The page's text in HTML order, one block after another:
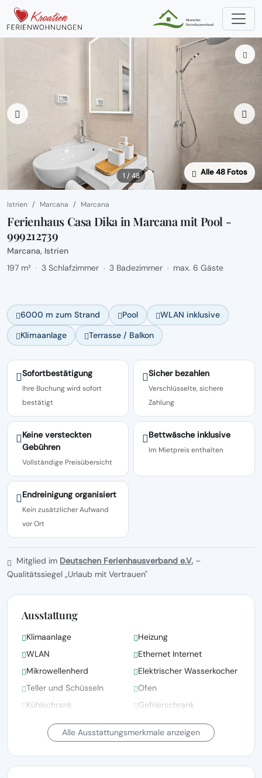
1 / 48 Alle 48 Fotos
Istrien Marcana Marcana
Ferienhaus Casa Dika in Marcana mit Pool -
999212739
Marcana, Istrien
197 m² · 3 Schlafzimmer · 3 Badezimmer · max. 6 Gäste
6000 m zum Strand Pool
WLAN inklusive
Klimaanlage
Terrasse / Balkon
Sofortbestätigung
Ihre Buchung wird sofort
bestätigt
Sicher bezahlen
Verschlüsselte, sichere
Zahlung
Keine versteckten
Gebühren
Vollständige Preisübersicht
Bettwäsche inklusive
Im Mietpreis enthalten
Endreinigung organisiert
Kein zusätzlicher Aufwand
vor Ort
Mitglied im Deutschen Ferienhausverband e.V. –
Qualitätssiegel „Urlaub mit Vertrauen"
Ausstattung
Klimaanlage
Heizung
WLAN
Ethernet Internet
Mikrowellenherd
Elektrischer Wasserkocher
Teller und Schüsseln
Ofen
Kühlschrank
Gefrierschrank
Toaster
Geschirrspüler
Alle Ausstattungsmerkmale anzeigen